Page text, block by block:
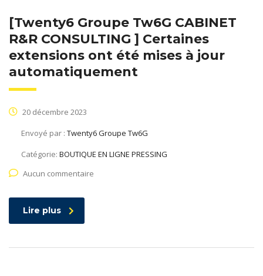
[Twenty6 Groupe Tw6G CABINET
R&R CONSULTING ] Certaines
extensions ont été mises à jour
automatiquement
20 décembre 2023
Envoyé par : Twenty6 Groupe Tw6G
Catégorie: BOUTIQUE EN LIGNE PRESSING
Aucun commentaire
Lire plus